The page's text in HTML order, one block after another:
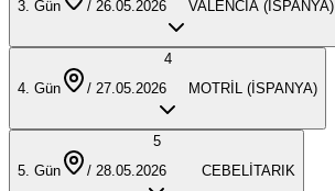
3 . Gün / 26.05.2026 VALENCİA (İSPANYA)
4
4 . Gün / 27.05.2026 MOTRİL (İSPANYA)
5
5 . Gün / 28.05.2026 CEBELİTARIK